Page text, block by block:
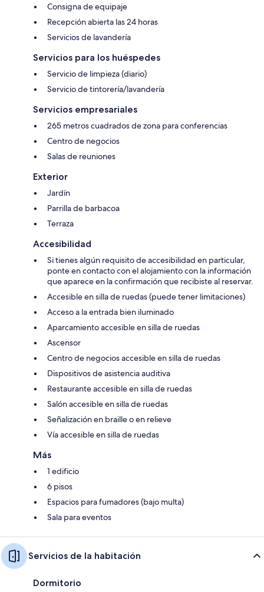
Consigna de equipaje
Recepción abierta las 24 horas
Servicios de lavandería
Servicios para los huéspedes
Servicio de limpieza (diario)
Servicio de tintorería/lavandería
Servicios empresariales
265 metros cuadrados de zona para conferencias
Centro de negocios
Salas de reuniones
Exterior
Jardín
Parrilla de barbacoa
Terraza
Accesibilidad
Si tienes algún requisito de accesibilidad en particular,
ponte en contacto con el alojamiento con la información
que aparece en la confirmación que recibiste al reservar.
Accesible en silla de ruedas (puede tener limitaciones)
Acceso a la entrada bien iluminado
Aparcamiento accesible en silla de ruedas
Ascensor
Centro de negocios accesible en silla de ruedas
Dispositivos de asistencia auditiva
Restaurante accesible en silla de ruedas
Salón accesible en silla de ruedas
Señalización en braille o en relieve
Vía accesible en silla de ruedas
Más
1 edificio
6 pisos
Espacios para fumadores (bajo multa)
Sala para eventos
Servicios de la habitación
Dormitorio